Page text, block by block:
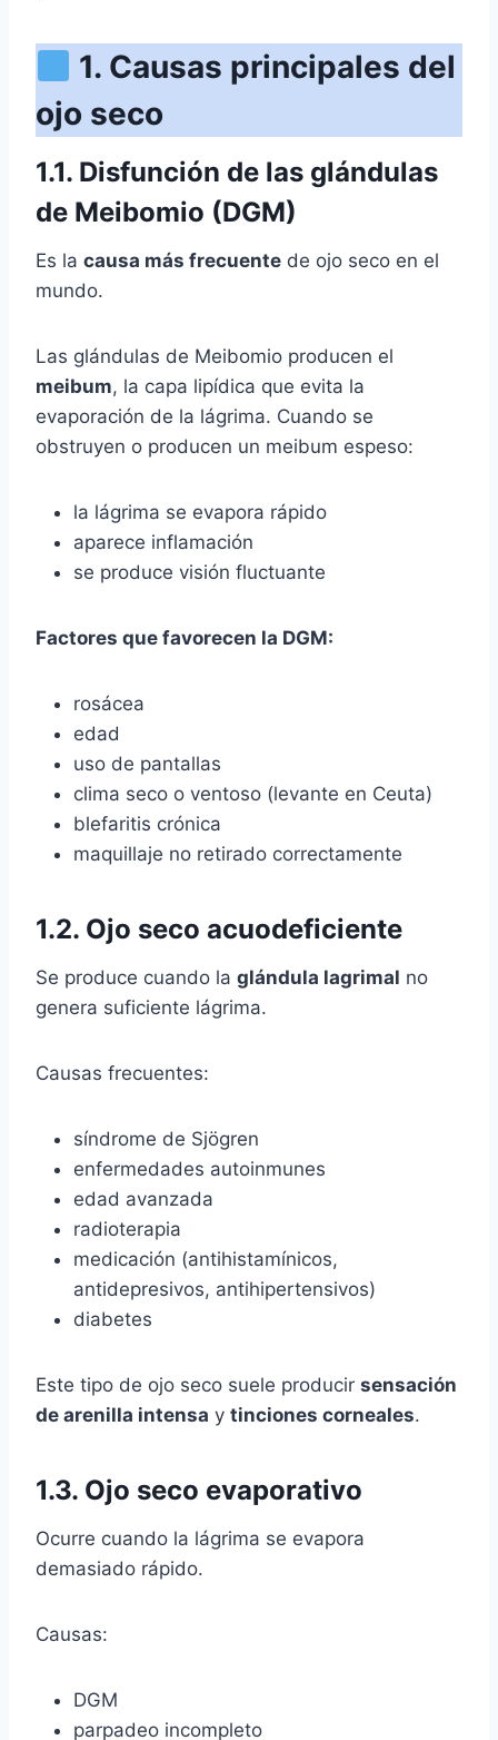
1. Causas principales del
ojo seco
1.1. Disfunción de las glándulas
de Meibomio (DGM)
Es la causa más frecuente de ojo seco en el
mundo.
Las glándulas de Meibomio producen el
meibum, la capa lipídica que evita la
evaporación de la lágrima. Cuando se
obstruyen o producen un meibum espeso:
la lágrima se evapora rápido
aparece inflamación
se produce visión fluctuante
Factores que favorecen la DGM:
rosácea
edad
uso de pantallas
clima seco o ventoso (levante en Ceuta)
blefaritis crónica
maquillaje no retirado correctamente
1.2. Ojo seco acuodeficiente
Se produce cuando la glándula lagrimal no
genera suficiente lágrima.
Causas frecuentes:
síndrome de Sjögren
enfermedades autoinmunes
edad avanzada
radioterapia
medicación (antihistamínicos,
antidepresivos, antihipertensivos)
diabetes
Este tipo de ojo seco suele producir sensación
de arenilla intensa y tinciones corneales.
1.3. Ojo seco evaporativo
Ocurre cuando la lágrima se evapora
demasiado rápido.
Causas:
DGM
parpadeo incompleto